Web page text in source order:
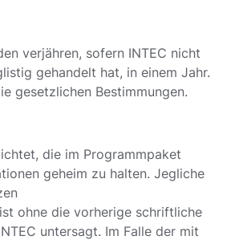
verjähren, sofern INTEC nicht
gehandelt hat, in einem Jahr.
gesetzlichen Bestimmungen.
die im Programmpaket
geheim zu halten. Jegliche
ohne die vorherige schriftliche
untersagt. Im Falle der mit